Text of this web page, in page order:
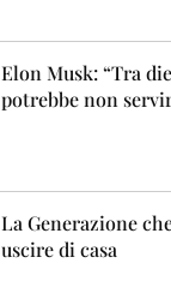
Elon Musk: “Tra
potrebbe non
La Generazione
uscire di casa